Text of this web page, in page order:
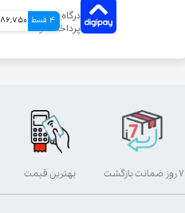
4 قسط 86,750 تومانی
بهترین قیمت ۷ روز ضمانت بازگشت